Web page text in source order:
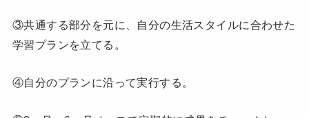
③共通する部分を元に、自分の生活スタイルに合わせた
学習プランを立てる。
④自分のプランに沿って実行する。